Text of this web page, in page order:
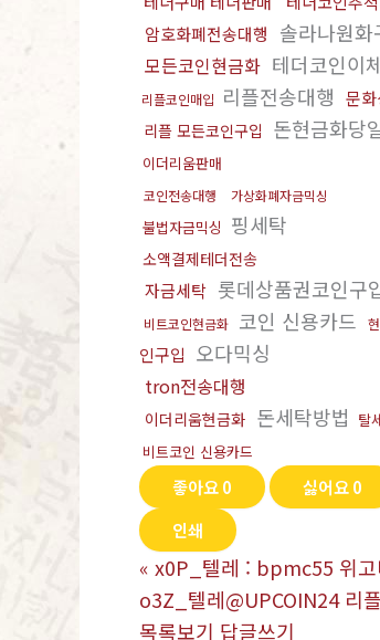
암호화폐전송대행 솔라나원화
모든코인현금화 테더코인이
리플코인매입 리플전송대행 문
리플 모든코인구입 돈현금화당
이더리움판매
코인전송대행 가상화폐자금믹싱
불법자금믹싱 핑세탁
소액결제테더전송
자금세탁 롯데상품권코인구
비트코인현금화 코인 신용카드
인구입 오다믹싱
tron전송대행
이더리움현금화 돈세탁방법 탈
비트코인 신용카드
좋아요0 싫어요0
인쇄
« x0P_텔레 : bpmc55 위고
o3Z_텔레@UPCOIN24 리
목록보기 답글쓰기